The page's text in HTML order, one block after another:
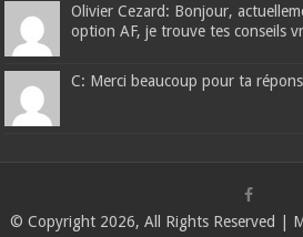
Olivier Cezard: Bonjour,
option AF, je trouve tes conseils
C: Merci beaucoup pour ta
© Copyright 2026, All Rights Reserved |